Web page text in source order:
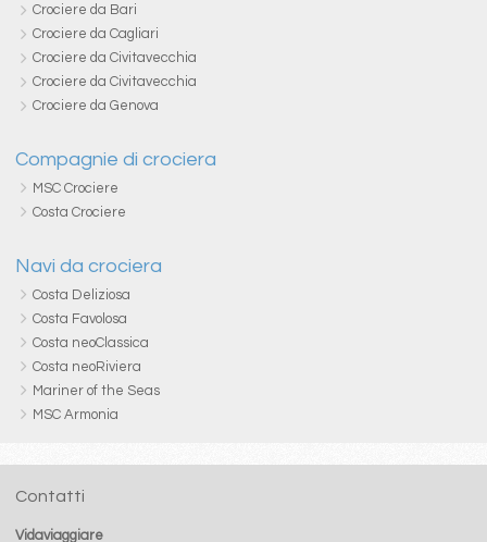
Crociere da Bari
Crociere da Cagliari
Crociere da Civitavecchia
Crociere da Civitavecchia
Crociere da Genova
Compagnie di crociera
MSC Crociere
Costa Crociere
Navi da crociera
Costa Deliziosa
Costa Favolosa
Costa neoClassica
Costa neoRiviera
Mariner of the Seas
MSC Armonia
Contatti
Vidaviaggiare